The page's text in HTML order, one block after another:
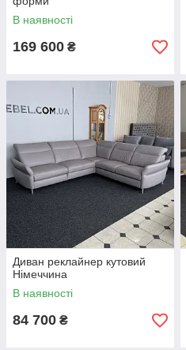
В наявності
169 600 ₴
Диван реклайнер кутовий
Німеччина
В наявності
84 700 ₴